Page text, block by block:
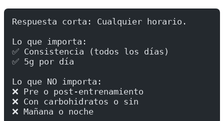
Respuesta corta: Cualquier horario.
Lo que importa:
✅ Consistencia (todos los días)
✅ 5g por día
Lo que NO importa:
❌ Pre o post-entrenamiento
❌ Con carbohidratos o sin
❌ Mañana o noche